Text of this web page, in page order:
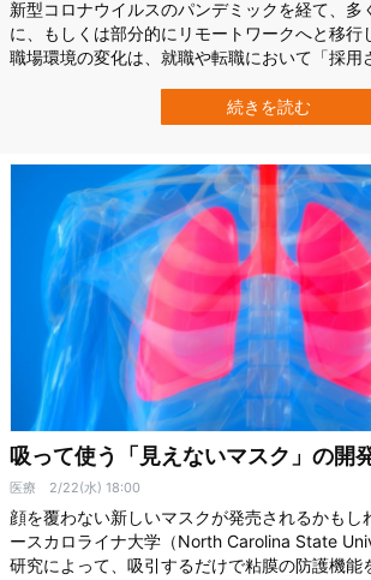
新型コロナウイルスのパンデミックを経て、多
に、もしくは部分的にリモートワークへと移行
職場環境の変化は、就職や転職において「採用
ローニンゲン大学（University of Groningen）
属するキリアキ・フシアニ氏ら研究チームは、
続きを読む
吸って使う「見えないマスク」の開
医療 2/22(水) 18:00
顔を覆わない新しいマスクが発売されるかもし
ースカロライナ大学（North Carolina State
研究によって、吸引するだけで粘膜の防護機能